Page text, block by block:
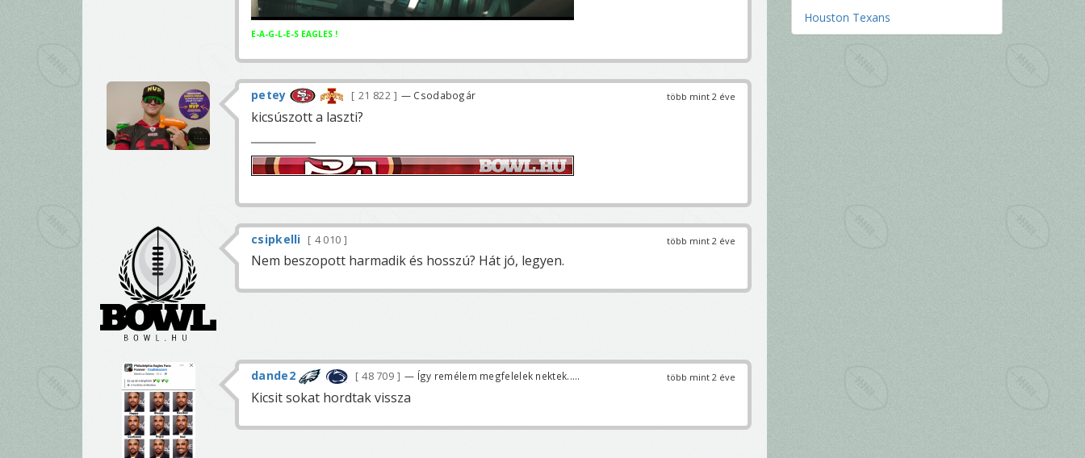
E-A-G-L-E-S EAGLES !
több mint 2 éve
petey 21 822 — Csodabogár
kicsúszott a laszti?
több mint 2 éve
csipkelli 4 010
Nem beszopott harmadik és hosszú? Hát jó, legyen.
több mint 2 éve
dande2 48 709 — Így remélem megfelelek nektek.....
Kicsit sokat hordtak vissza
Houston Texans